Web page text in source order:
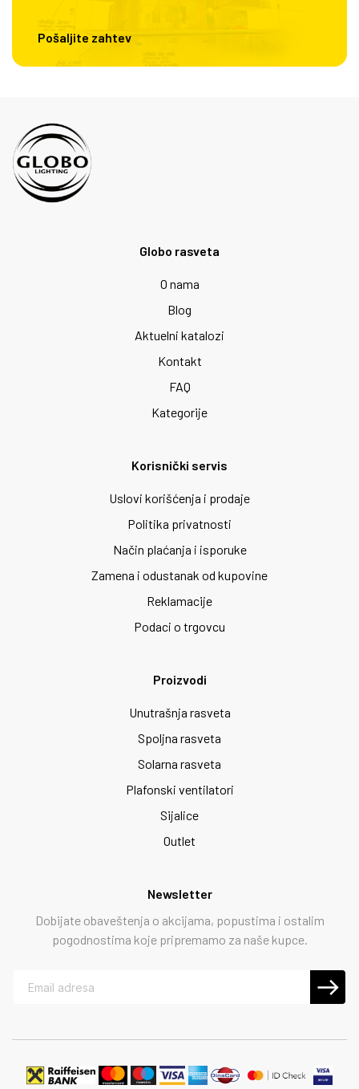
Pošaljite zahtev
Globo rasveta
O nama
Blog
Aktuelni katalozi
Kontakt
FAQ
Kategorije
Korisnički servis
Uslovi korišćenja i prodaje
Politika privatnosti
Način plaćanja i isporuke
Zamena i odustanak od kupovine
Reklamacije
Podaci o trgovcu
Proizvodi
Unutrašnja rasveta
Spoljna rasveta
Solarna rasveta
Plafonski ventilatori
Sijalice
Outlet
Newsletter
Dobijate obaveštenja o akcijama, popustima i ostalim
pogodnostima koje pripremamo za naše kupce.